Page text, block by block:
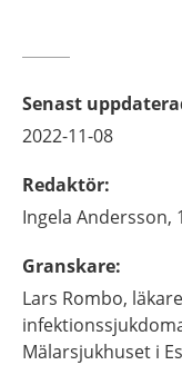
Senast
2022-11-08
Redaktör:
Ingela Andersson,
Granskare:
Lars Rombo,
Mälarsjukhuset i